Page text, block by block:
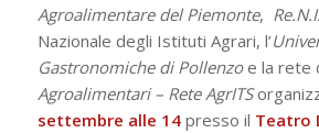
Agroalimentare del Piemonte,
Nazionale degli Istituti Agrari, l’
Gastronomiche di Pollenzoe la rete
Agroalimentari – Rete AgrITS
settembre alle 14presso il Teatro